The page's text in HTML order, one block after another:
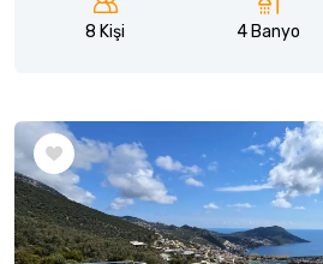
8 Kişi 4 Banyo